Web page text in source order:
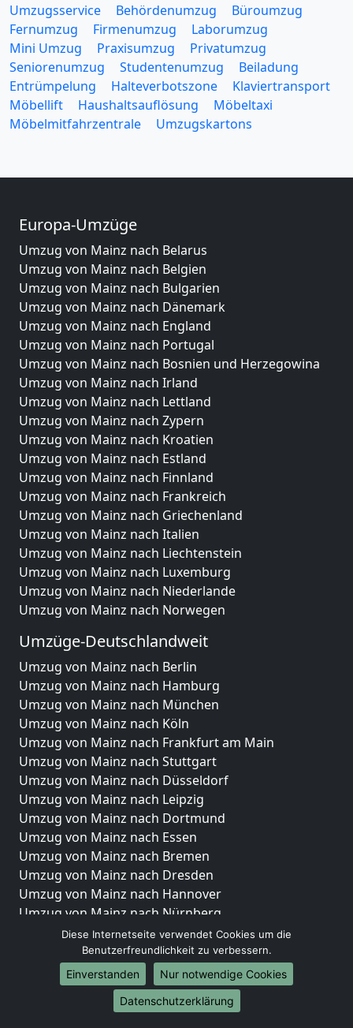
Umzugsservice Behördenumzug
Büroumzug
Fernumzug
Firmenumzug
Laborumzug
Mini Umzug
Praxisumzug
Privatumzug
Seniorenumzug
Studentenumzug
Beiladung
Entrümpelung
Halteverbotszone
Klaviertransport
Möbellift
Haushaltsauflösung
Möbeltaxi
Möbelmitfahrzentrale
Umzugskartons
Europa-Umzüge
Umzug von Mainz nach Belarus
Umzug von Mainz nach Belgien
Umzug von Mainz nach Bulgarien
Umzug von Mainz nach Dänemark
Umzug von Mainz nach England
Umzug von Mainz nach Portugal
Umzug von Mainz nach Bosnien und Herzegowina
Umzug von Mainz nach Irland
Umzug von Mainz nach Lettland
Umzug von Mainz nach Zypern
Umzug von Mainz nach Kroatien
Umzug von Mainz nach Estland
Umzug von Mainz nach Finnland
Umzug von Mainz nach Frankreich
Umzug von Mainz nach Griechenland
Umzug von Mainz nach Italien
Umzug von Mainz nach Liechtenstein
Umzug von Mainz nach Luxemburg
Umzug von Mainz nach Niederlande
Umzug von Mainz nach Norwegen
Umzüge-Deutschlandweit
Umzug von Mainz nach Berlin
Umzug von Mainz nach Hamburg
Umzug von Mainz nach München
Umzug von Mainz nach Köln
Umzug von Mainz nach Frankfurt am Main
Umzug von Mainz nach Stuttgart
Umzug von Mainz nach Düsseldorf
Umzug von Mainz nach Leipzig
Umzug von Mainz nach Dortmund
Umzug von Mainz nach Essen
Umzug von Mainz nach Bremen
Umzug von Mainz nach Dresden
Umzug von Mainz nach Hannover
Umzug von Mainz nach Nürnberg
Umzug von Mainz nach Duisburg
Umzug von Mainz nach Bochum
Umzug von Mainz nach Wuppertal
Umzug von Mainz nach Bielefeld
Umzug von Mainz nach Bonn
Diese Internetseite verwendet Cookies um die
Benutzerfreundlichkeit zu verbessern.
Einverstanden
Nur notwendige Cookies
Datenschutzerklärung